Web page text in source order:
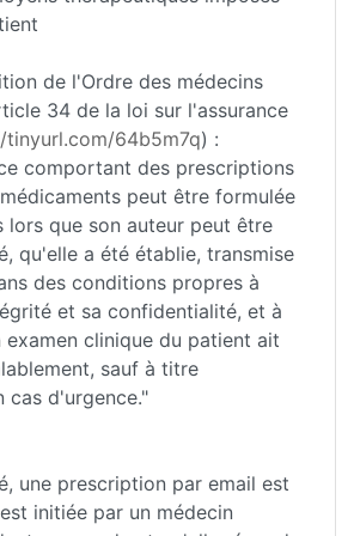
de l'Ordre des médecins
34 de la loi sur l'assurance
64b5m7q) :
comportant des prescriptions
peut être formulée
lors que son auteur peut être
qu'elle a été établie, transmise
des conditions propres à
et sa confidentialité, et à
clinique du patient ait
sauf à titre
cas d'urgence."
une prescription par email est
initiée par un médecin